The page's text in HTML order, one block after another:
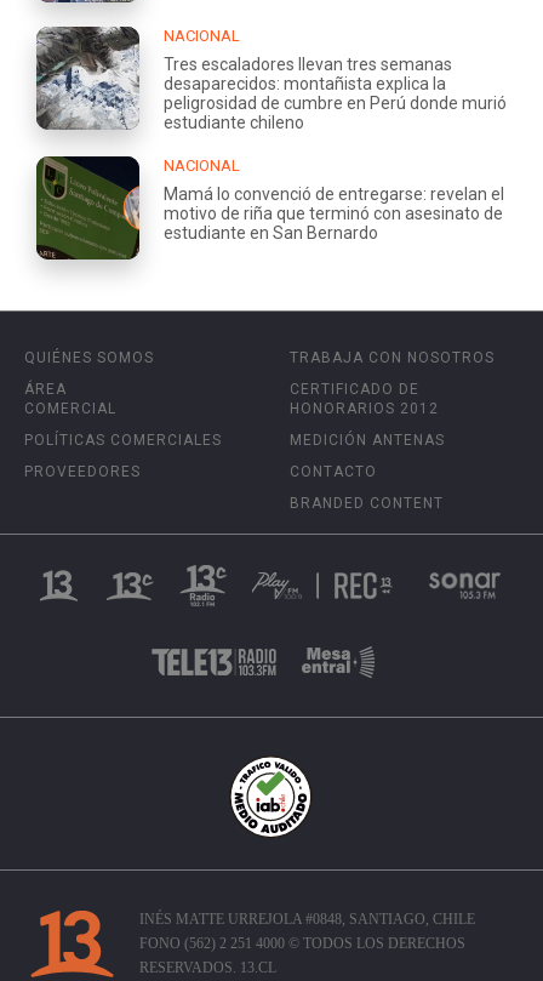
NACIONAL
Tres escaladores llevan tres semanas
desaparecidos: montañista explica la
peligrosidad de cumbre en Perú donde murió
estudiante chileno
NACIONAL
Mamá lo convenció de entregarse: revelan el
motivo de riña que terminó con asesinato de
estudiante en San Bernardo
QUIÉNES SOMOS
ÁREA
COMERCIAL
POLÍTICAS COMERCIALES
PROVEEDORES
TRABAJA CON NOSOTROS
CERTIFICADO DE
HONORARIOS 2012
MEDICIÓN ANTENAS
CONTACTO
BRANDED CONTENT
INÉS MATTE URREJOLA #0848, SANTIAGO, CHILE
FONO (562) 2 251 4000 © TODOS LOS DERECHOS
RESERVADOS. 13.CL